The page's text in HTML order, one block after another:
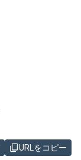
URLをコピー